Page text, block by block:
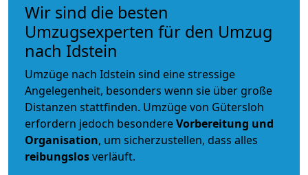
Wir sind die besten
Umzugsexperten für den Umzug
nach Idstein
Umzüge nach Idstein sind eine stressige
Angelegenheit, besonders wenn sie über große
Distanzen stattfinden. Umzüge von Gütersloh
erfordern jedoch besondereVorbereitung und
Organisation, um sicherzustellen, dass alles
reibungslosverläuft.